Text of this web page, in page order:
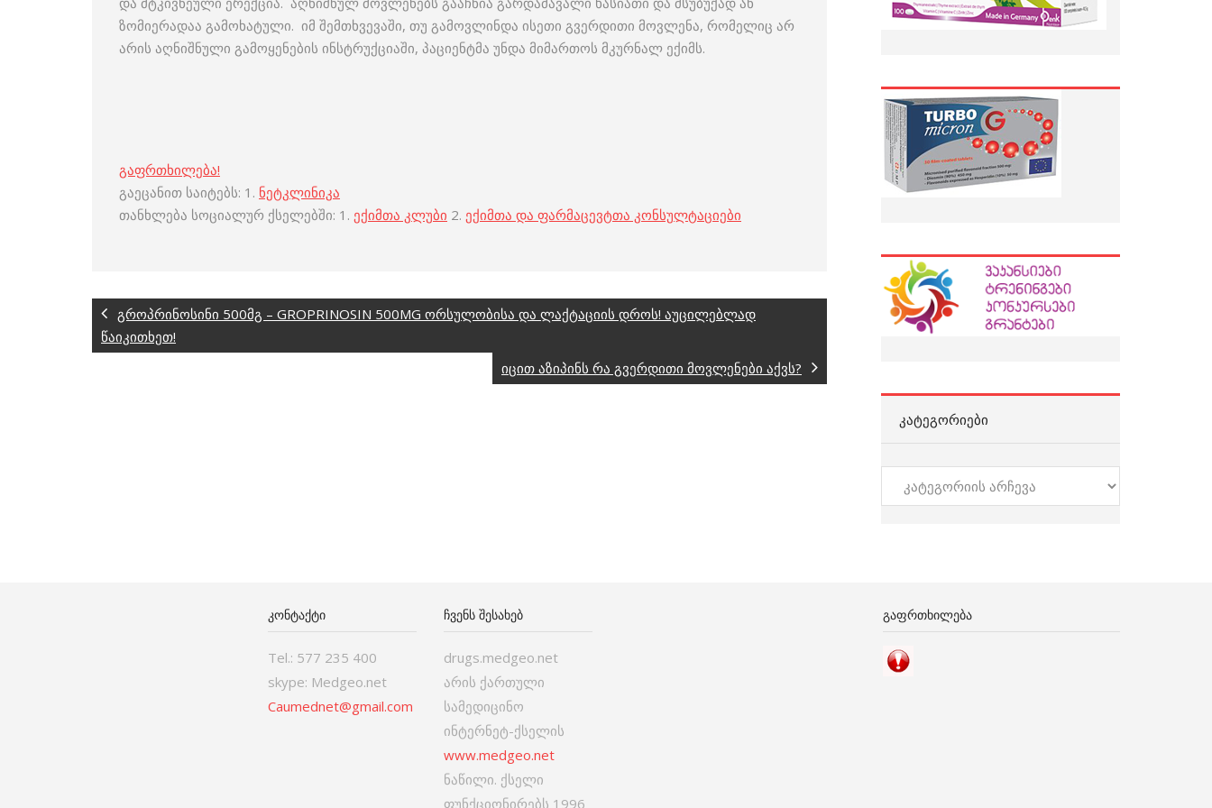
ზომიერადაა გამოხატული. იმ შემთხვევაში, თუ გამოვლინდა ისეთი გვერდითი მოვლენა, რომელიც არ
არის აღნიშნული გამოყენების ინსტრუქციაში, პაციენტმა უნდა მიმართოს მკურნალ ექიმს.
გაფრთხილება!
გაეცანით საიტებს: 1. ნეტკლინიკა
თანხლება სოციალურ ქსელებში: 1. ექიმთა კლუბი 2. ექიმთა და ფარმაცევტთა კონსულტაციები
გროპრინოსინი 500მგ – GROPRINOSIN 500MG ორსულობისა და ლაქტაციის დროს! აუცილებლად
წაიკითხეთ!
იცით აზიპინს რა გვერდითი მოვლენები აქვს?
ᲙᲐᲢᲔᲒᲝᲠᲘᲔᲑᲘ
კატეგორიები
ᲙᲝᲜᲢᲐᲥᲢᲘ
Tel.: 577 235 400
skype: Medgeo.net
Caumednet@gmail.com
ᲩᲕᲔᲜᲡ ᲨᲔᲡᲐᲮᲔᲑ
drugs.medgeo.net
არის ქართული
სამედიცინო
ინტერნეტ-ქსელის
www.medgeo.net
ნაწილი. ქსელი
ფუნქციონირებს 1996
ᲒᲐᲤᲠᲗᲮᲘᲚᲔᲑᲐ